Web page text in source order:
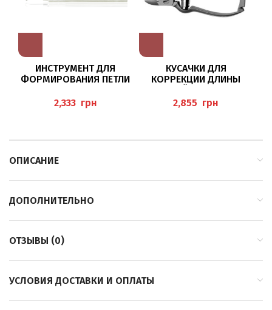
ИНСТРУМЕНТ ДЛЯ
ФОРМИРОВАНИЯ ПЕТЛИ
грн
КУСАЧКИ ДЛЯ
КОРРЕКЦИИ ДЛИНЫ
СМ BAEHR
грн
ОПИСАНИЕ
ДОПОЛНИТЕЛЬНО
ОТЗЫВЫ (0)
УСЛОВИЯ ДОСТАВКИ И ОПЛАТЫ